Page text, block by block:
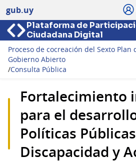
gub.uy
Plataforma de
Ciudadana Digital
Proceso de cocreación del Sexto Plan
Gobierno Abierto
/Consulta Pública
Fortalecimiento
para el
Políticas
Discapacidad y